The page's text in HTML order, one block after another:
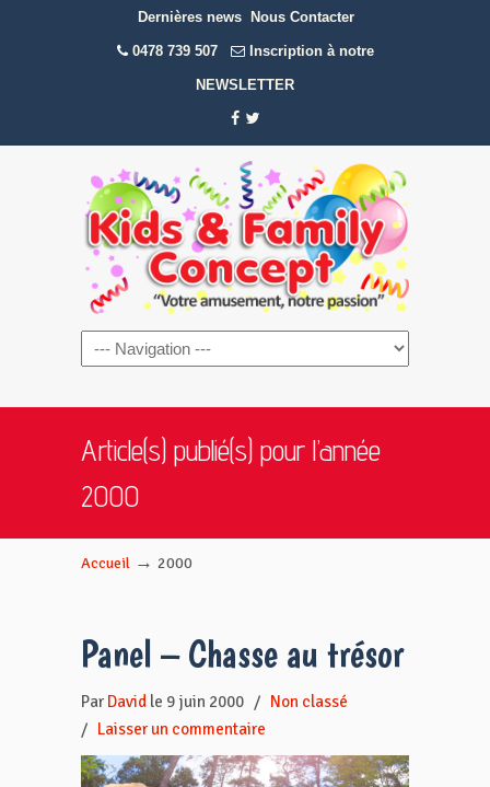
Dernières news Nous Contacter
0478 739 507 Inscription à notre
NEWSLETTER
Navigation
Article(s) publié(s) pour l’année
2000
Accueil → 2000
Panel – Chasse au trésor
Par David le 9 juin 2000 / Non classé
/ Laisser un commentaire